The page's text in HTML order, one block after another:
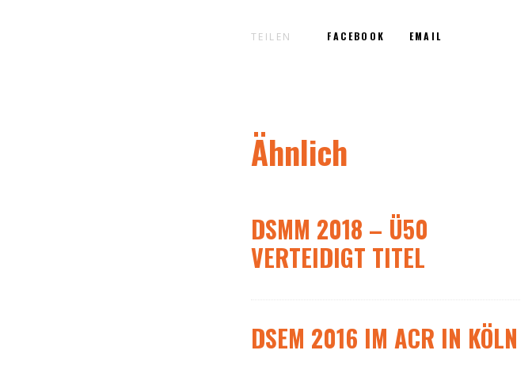
TEILEN FACEBOOK EMAIL
Ähnlich
DSMM 2018 – Ü50
VERTEIDIGT TITEL
DSEM 2016 IM ACR IN KÖLN